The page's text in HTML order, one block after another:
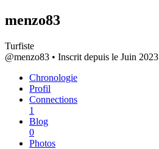
menzo83
Turfiste
@menzo83 • Inscrit depuis le Juin 2023
Chronologie
Profil
Connections
1
Blog
0
Photos